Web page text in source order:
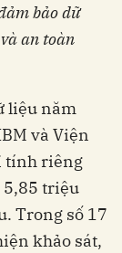
bảo dữ
an toàn
liệu năm
và Viện
tính riêng
5,85 triệu
Trong số 17
khảo sát,